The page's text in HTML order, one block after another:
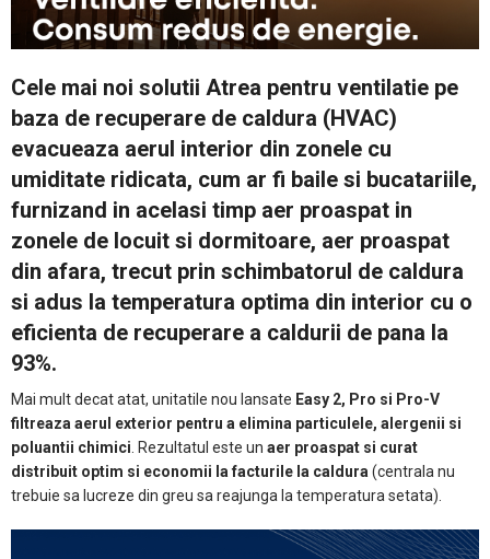
Cele mai noi solutii Atrea pentru ventilatie pe
baza de recuperare de caldura (HVAC)
evacueaza aerul interior din zonele cu
umiditate ridicata, cum ar fi baile si bucatariile,
furnizand in acelasi timp aer proaspat in
zonele de locuit si dormitoare, aer proaspat
din afara, trecut prin schimbatorul de caldura
si adus la temperatura optima din interior cu o
eficienta de recuperare a caldurii de pana la
93%.
Mai mult decat atat, unitatile nou lansate Easy 2, Pro si Pro-V
filtreaza aerul exterior pentru a elimina particulele, alergenii si
poluantii chimici . Rezultatul este un aer proaspat si curat
distribuit optim si economii la facturile la caldura (centrala nu
trebuie sa lucreze din greu sa reajunga la temperatura setata).